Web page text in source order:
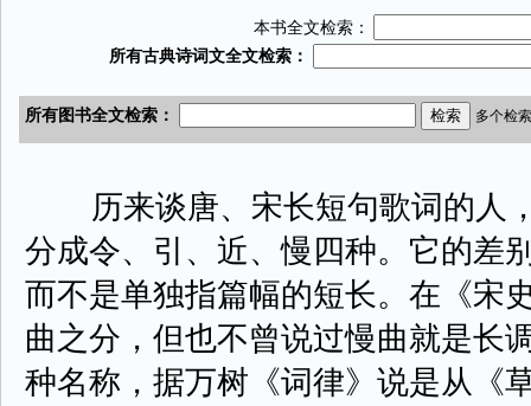
本书全文检索：
历来谈唐、宋长短句歌词的人
分成令、引、近、慢四种。它的差
而不是单独指篇幅的短长。在《宋
曲之分，但也不曾说过慢曲就是长
种名称，据万树《词律》说是从《